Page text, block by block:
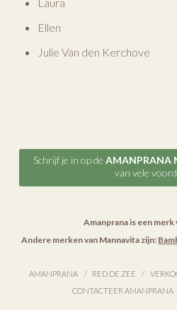
Ellen
Julie Van den Kerchove
Schrijf je in op de AMANPRANA
van vele
Amanprana is een merk
Andere merken van Mannavita zijn:
AMANPRANA RED DE ZEE
CONTACTEER AMANPRANA